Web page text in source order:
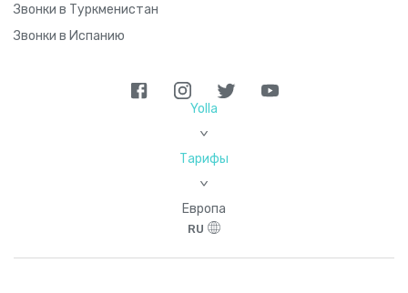
Звонки в Туркменистан
Звонки в Испанию
Yolla
>
Тарифы
>
Европа
RU